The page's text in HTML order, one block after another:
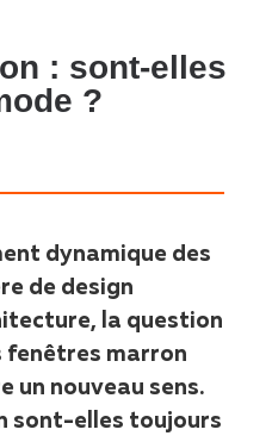
: sont-elles
?
dynamique des
de design
la question
fenêtres marron
un nouveau sens.
sont-elles toujours